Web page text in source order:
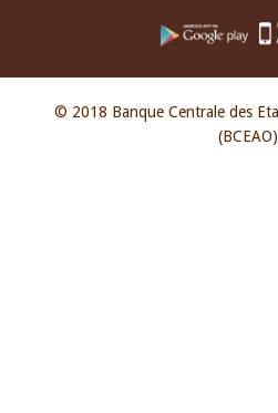
© 2018 Banque Centrale des
(BCEAO)